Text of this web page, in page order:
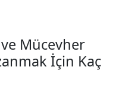
Mücevher
İçin Kaç